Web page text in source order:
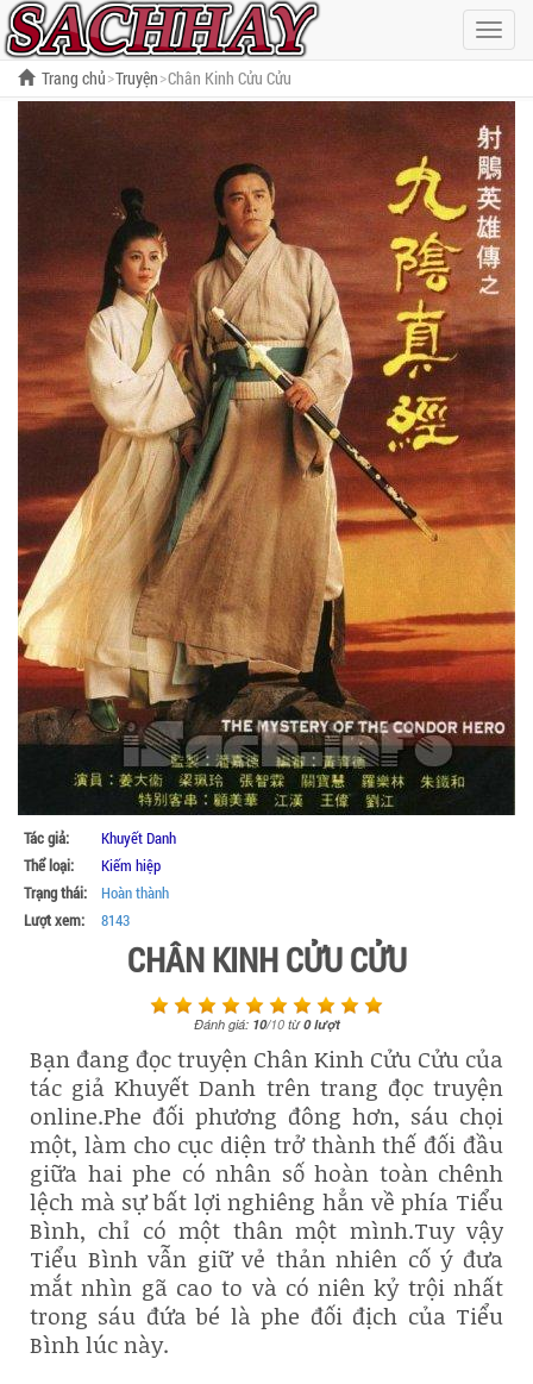
Hiện
menu
Trang chủ Truyện Chân Kinh Cửu Cửu
Tác giả:
Khuyết Danh
Thể loại:
Kiếm hiệp
Trạng thái:
Hoàn thành
Lượt xem:
8143
CHÂN KINH CỬU CỬU
Đánh giá: 10/10từ0lượt
Bạn đang đọc truyện Chân Kinh Cửu Cửu của
tác giả Khuyết Danh trên trang đọc truyện
online.Phe đối phương đông hơn, sáu chọi
một, làm cho cục diện trở thành thế đối đầu
giữa hai phe có nhân số hoàn toàn chênh
lệch mà sự bất lợi nghiêng hẳn về phía Tiểu
Bình, chỉ có một thân một mình.Tuy vậy
Tiểu Bình vẫn giữ vẻ thản nhiên cố ý đưa
mắt nhìn gã cao to và có niên kỷ trội nhất
trong sáu đứa bé là phe đối địch của Tiểu
Bình lúc này.